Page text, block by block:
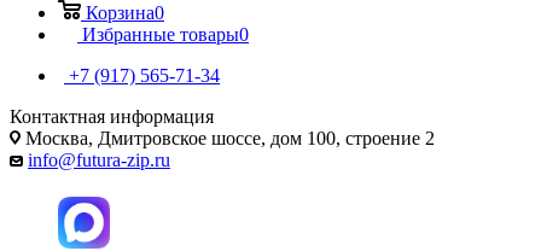
Корзина0
Избранные товары0
+7 (917) 565-71-34
Контактная информация
Москва, Дмитровское шоссе, дом 100, строение 2
info@futura-zip.ru